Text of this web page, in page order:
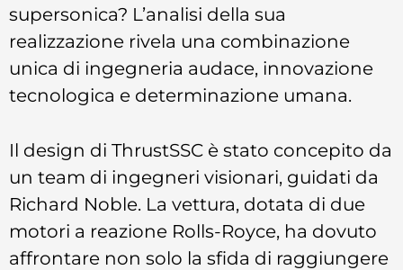
supersonica? L’analisi della sua
realizzazione rivela una combinazione
unica di ingegneria audace, innovazione
tecnologica e determinazione umana.
Il design di ThrustSSC è stato concepito da
un team di ingegneri visionari, guidati da
Richard Noble. La vettura, dotata di due
motori a reazione Rolls-Royce, ha dovuto
affrontare non solo la sfida di raggiungere